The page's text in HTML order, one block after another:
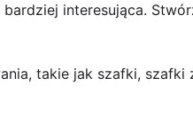
interesująca.
takie jak szafki, szafki